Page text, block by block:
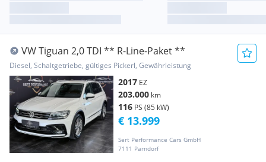
VW Tiguan 2,0 TDI ** R-Line-Paket **
Diesel, Schaltgetriebe, gültiges Pickerl, Gewährleistung
2017 EZ
203.000 km
116 PS (85 kW)
Sert Performance Cars GmbH
7111 Parndorf
€ 13.999